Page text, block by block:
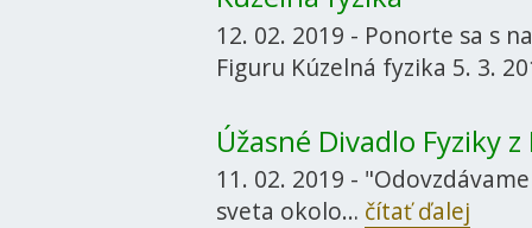
12. 02. 2019 - Ponorte sa s
Figuru Kúzelná fyzika 5. 3.
Úžasné Divadlo Fyziky
11. 02. 2019 -
sveta okolo… čítať ďalej